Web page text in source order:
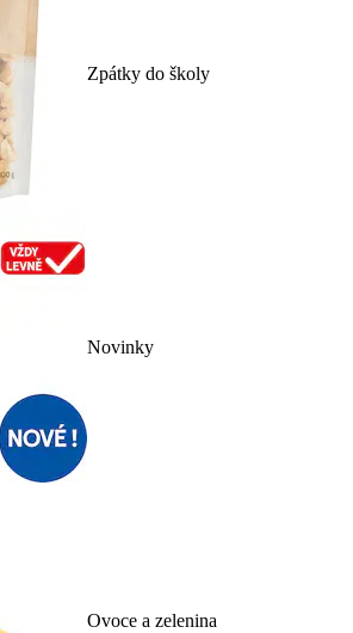
Zpátky do školy
Novinky
Ovoce a zelenina